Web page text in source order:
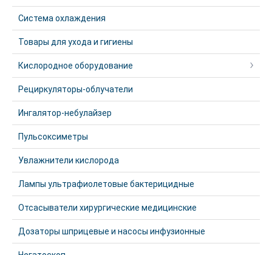
Система охлаждения
Товары для ухода и гигиены
Кислородное оборудование
Рециркуляторы-облучатели
Ингалятор-небулайзер
Пульсоксиметры
Увлажнители кислорода
Лампы ультрафиолетовые бактерицидные
Отсасыватели хирургические медицинские
Дозаторы шприцевые и насосы инфузионные